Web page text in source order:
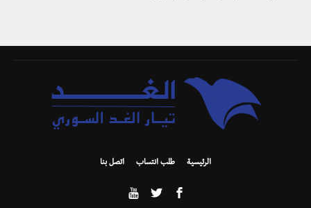
الرئيسية طلب انتساب اتصل بنا